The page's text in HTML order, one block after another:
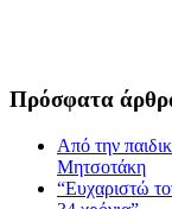
Πρόσφατα
Από την
Μητσοτάκη
“Ευχαριστώ